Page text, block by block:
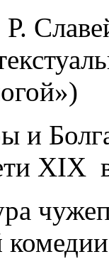
и
XIX
комедии